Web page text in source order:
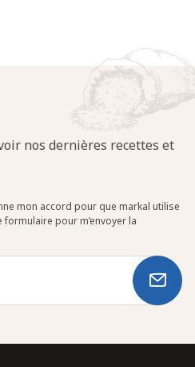
nos dernières recettes et
mon accord pour que markal utilise
pour m’envoyer la